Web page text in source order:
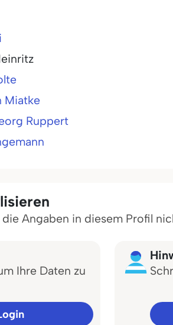
Miatke
Ruppert
Angaben in diesem Profil
Ihre Daten zu